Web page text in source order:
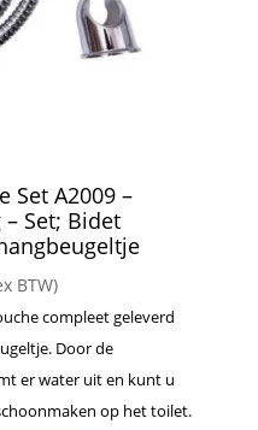
Set A2009 –
Set; Bidet
BTW)
compleet geleverd
Door de
er water uit en kunt u
op het toilet.